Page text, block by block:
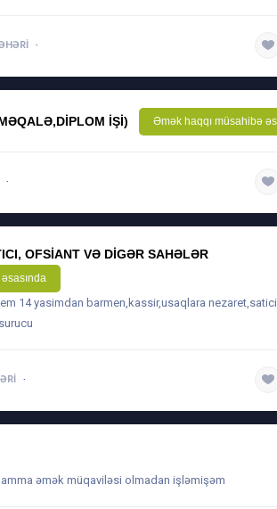
IŞI) Əmək haqqı müsahibə
OFSIANT VƏ DIGƏR SAHƏLƏR
14 yasimdan barmen,kassir,usaqlara
amma əmək müqaviləsi olmadan işləmişəm